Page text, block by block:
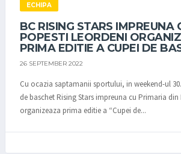
ECHIPA
BC RISING STARS IMPREUNA
POPESTI LEORDENI
PRIMA EDITIE A CUPEI DE
26 SEPTEMBER 2022
Cu ocazia saptamanii sportului, in weekend-ul
de baschet Rising Stars impreuna cu Primaria
organizeaza prima editie a “Cupei de...